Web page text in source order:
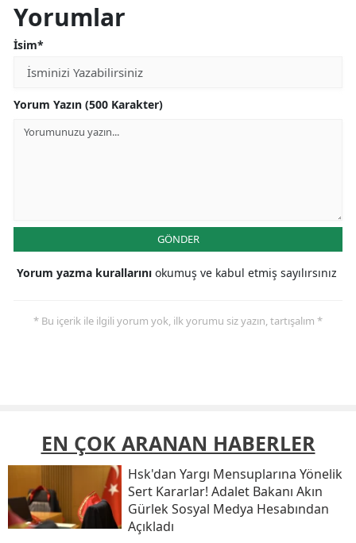
Yorumlar
İsim*
Yorum Yazın (500 Karakter)
GÖNDER
Yorum yazma kurallarını okumuş ve kabul etmiş sayılırsınız
* Bu içerik ile ilgili yorum yok, ilk yorumu siz yazın, tartışalım *
EN ÇOK ARANAN HABERLER
Hsk'dan Yargı Mensuplarına Yönelik
Sert Kararlar! Adalet Bakanı Akın
Gürlek Sosyal Medya Hesabından
Açıkladı